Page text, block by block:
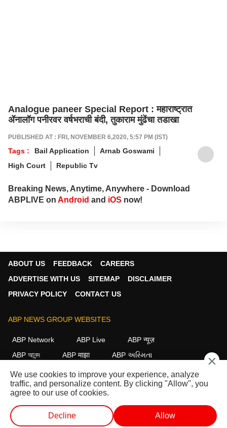
Analogue paneer Special Report : महाराष्ट्रात
ॲनालॉग पनीरवर वर्षभराची बंदी, तुकाराम मुंढेंचा तडाखा
PUBLISHED AT : FRI, NOVEMBER 6,2020, 5:57 PM (IST)
Tags : Bail Application
Arnab Goswami
High Court
Republic Tv
Breaking News, Anytime, Anywhere - Download
ABPLIVE on Android and iOS now!
ABOUT US FEEDBACK
CAREERS
ADVERTISE WITH US
SITEMAP
DISCLAIMER
PRIVACY POLICY
CONTACT US
ABP NEWS GROUP WEBSITES
ABP Network ABP Live
ABP न्यूज़
ABP আনন্দ
ABP माझा
ABP અસ્મિતા
ABP Ganga
ABP ਸਾਂਝਾ ABP நாடு ABP దేశం
FOLLOW US
×
We use cookies to improve your experience, analyze
traffic, and personalize content. By clicking "Allow", you
agree to our use of cookies.
Decline Allow